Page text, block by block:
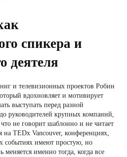
спикера и
деятеля
и телевизионных проектов Робин
вдохновляет и мотивирует
выступать перед разной
руководителей крупных компаний,
не говорит шаблонно и не читает
TEDx Vancouver, конференциях,
событиях имеют простую, но
именно тогда, когда все